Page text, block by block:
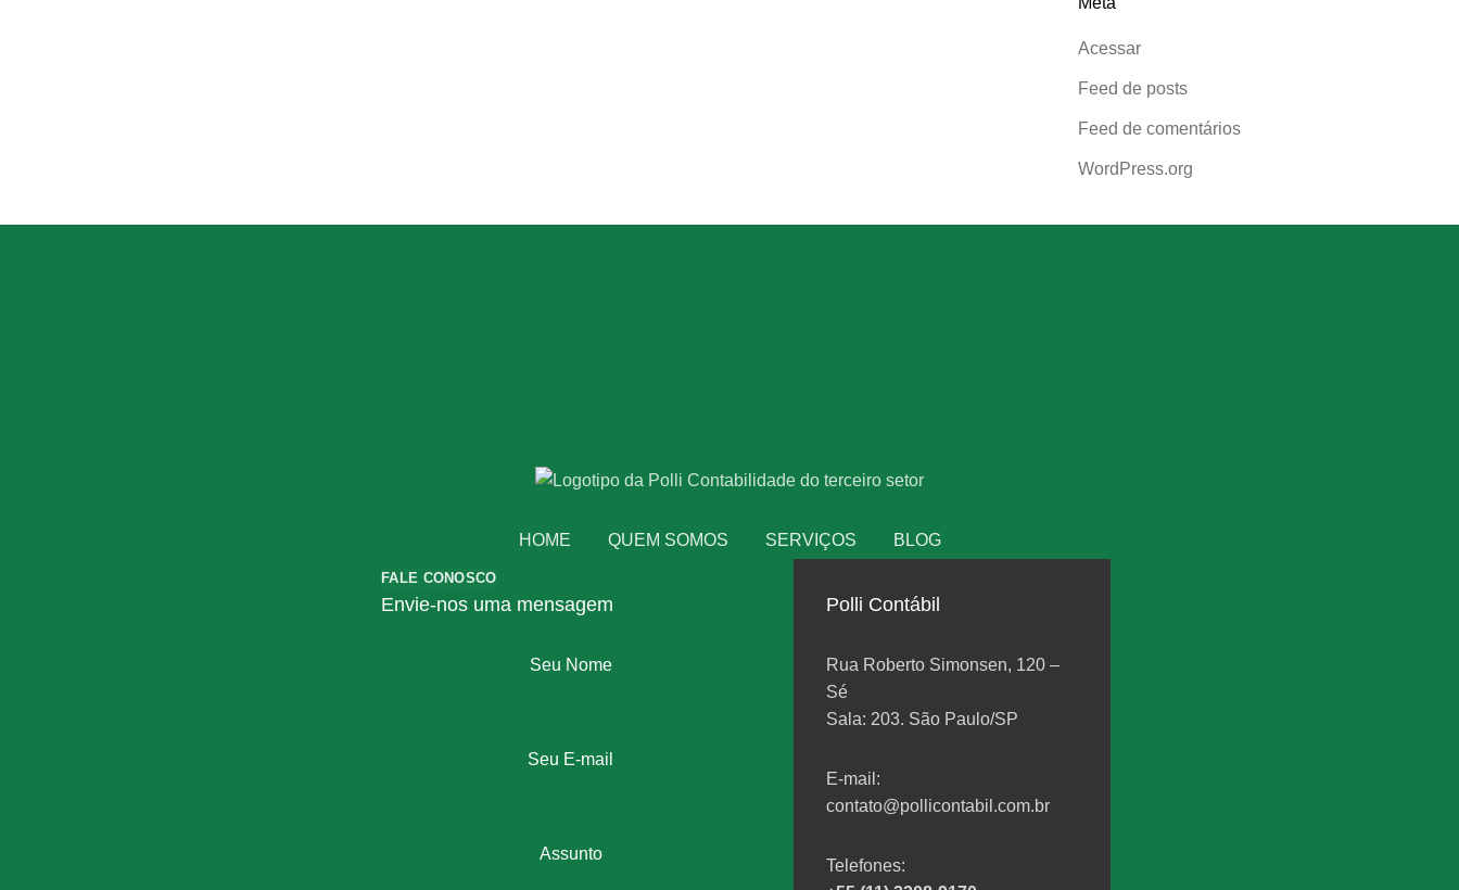
Acessar
Feed de posts
Feed de comentários
WordPress.org
HOME QUEM SOMOS SERVIÇOS BLOG
FALE CONOSCO
Envie-nos uma mensagem
Seu Nome
Seu E-mail
Assunto
Polli Contábil
Rua Roberto Simonsen, 120 –
Sé
Sala: 203. São Paulo/SP
E-mail:
contato@pollicontabil.com.br
Telefones: